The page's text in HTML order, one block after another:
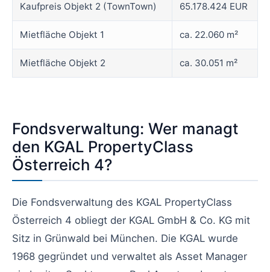
Kaufpreis Objekt 2 (TownTown) 65.178.424 EUR
Mietfläche Objekt 1 ca. 22.060 m²
Mietfläche Objekt 2 ca. 30.051 m²
Fondsverwaltung: Wer managt
den KGAL PropertyClass
Österreich 4?
Die Fondsverwaltung des KGAL PropertyClass
Österreich 4 obliegt der KGAL GmbH & Co. KG mit
Sitz in Grünwald bei München. Die KGAL wurde
1968 gegründet und verwaltet als Asset Manager